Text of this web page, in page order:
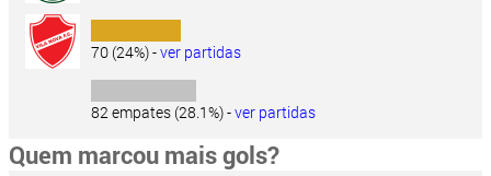
70 (24%) -ver partidas
82 empates (28.1%) -ver partidas
Quem marcou mais gols?